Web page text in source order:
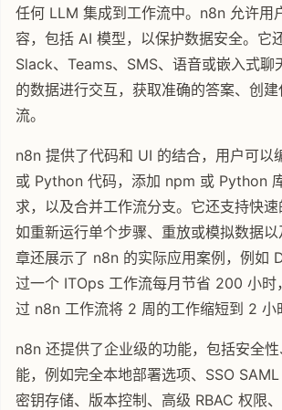
任何 LLM 集成到工作流中。n8n 允许用
容，包括 AI 模型，以保护数据安全。它
Slack、Teams、SMS、语音或嵌入式聊
的数据进行交互，获取准确的答案、创
流。
n8n 提供了代码和 UI 的结合，用户可
或 Python 代码，添加 npm 或 Python
求，以及合并工作流分支。它还支持快
如重新运行单个步骤、重放或模拟数据
章还展示了 n8n 的实际应用案例，例如
过一个 ITOps 工作流每月节省 200 小
过 n8n 工作流将 2 周的工作缩短到 2 小
n8n 还提供了企业级的功能，包括安全
能，例如完全本地部署选项、SSO
密钥存储、版本控制、高级 RBAC 权限